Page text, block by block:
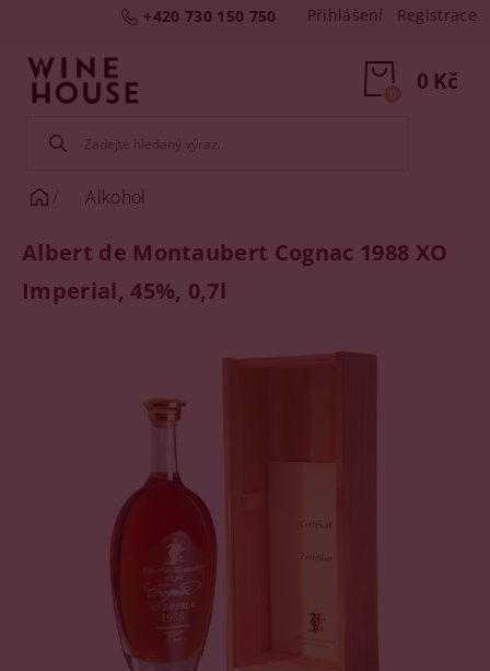
+420 730 150 750 Přihlášení Registrace
0 Kč
0
Alkohol
Albert de Montaubert Cognac 1988 XO
Imperial, 45%, 0,7l